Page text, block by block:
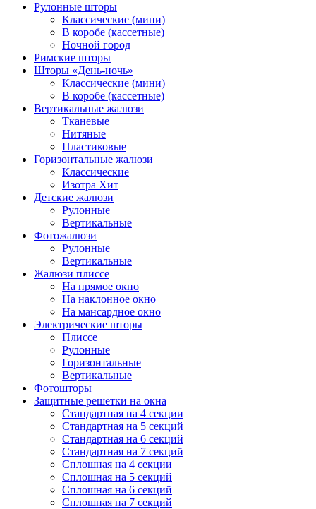
Рулонные шторы
Классические (мини)
В коробе (кассетные)
Ночной город
Римские шторы
Шторы «День-ночь»
Классические (мини)
В коробе (кассетные)
Вертикальные жалюзи
Тканевые
Нитяные
Пластиковые
Горизонтальные жалюзи
Классические
Изотра Хит
Детские жалюзи
Рулонные
Вертикальные
Фотожалюзи
Рулонные
Вертикальные
Жалюзи плиссе
На прямое окно
На наклонное окно
На мансардное окно
Электрические шторы
Плиссе
Рулонные
Горизонтальные
Вертикальные
Фотошторы
Защитные решетки на окна
Стандартная на 4 секции
Стандартная на 5 секций
Стандартная на 6 секций
Стандартная на 7 секций
Сплошная на 4 секции
Сплошная на 5 секций
Сплошная на 6 секций
Сплошная на 7 секций